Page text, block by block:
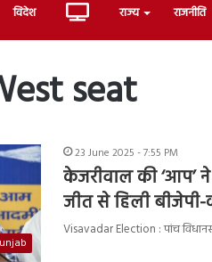
विदेश Live राज्य राजनीति
seat
23 June 2025 - 7:55 PM
केजरीवाल की ‘आप’
जीत से हिली
Visavadar Election : पांच